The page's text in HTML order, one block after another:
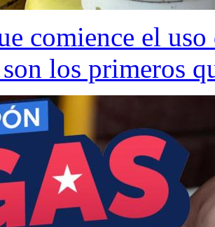
comience el
los primeros